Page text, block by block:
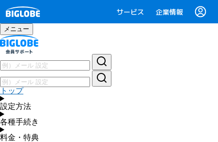
サービス 企業情報
メニュー
トップ
設定方法
各種手続き
料金・特典